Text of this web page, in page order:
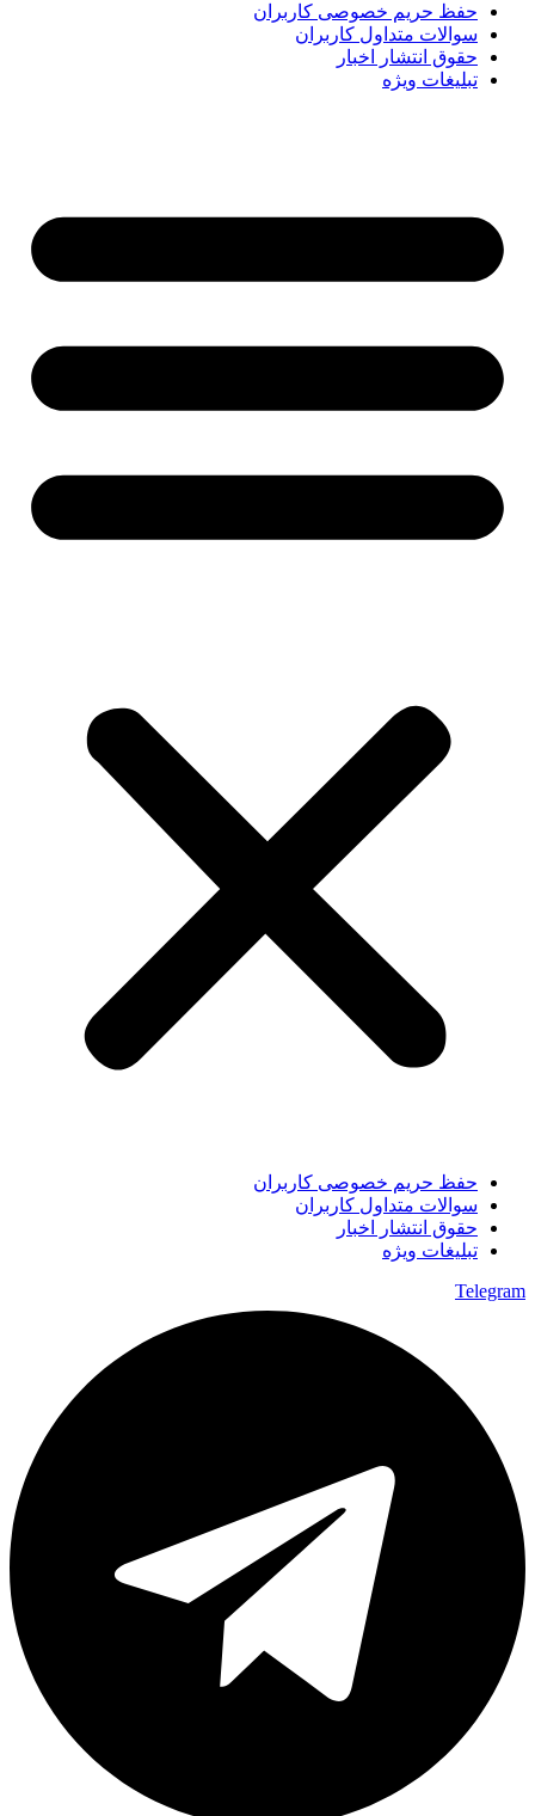
حفظ حریم خصوصی کاربران
سوالات متداول کاربران
حقوق انتشار اخبار
تبلیغات ویژه
حفظ حریم خصوصی کاربران
سوالات متداول کاربران
حقوق انتشار اخبار
تبلیغات ویژه
Telegram